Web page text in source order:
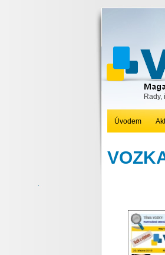
Rady,
Úvodem